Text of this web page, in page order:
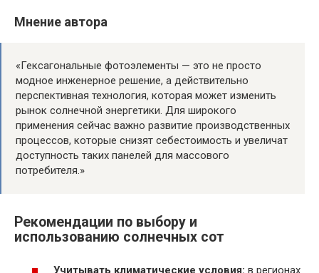
Мнение автора
«Гексагональные фотоэлементы — это не просто
модное инженерное решение, а действительно
перспективная технология, которая может изменить
рынок солнечной энергетики. Для широкого
применения сейчас важно развитие производственных
процессов, которые снизят себестоимость и увеличат
доступность таких панелей для массового
потребителя.»
Рекомендации по выбору и
использованию солнечных сот
Учитывать климатические условия: в регионах